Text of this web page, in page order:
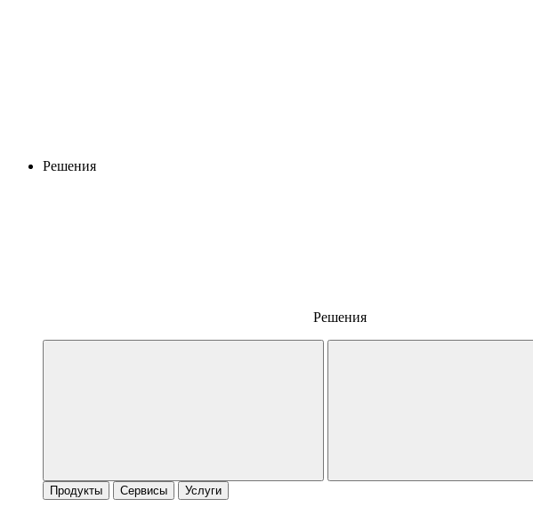
Решения
Решения
Продукты Сервисы Услуги